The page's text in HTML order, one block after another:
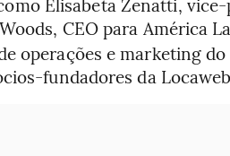
CEO para América
operações e marketing
fundadores da